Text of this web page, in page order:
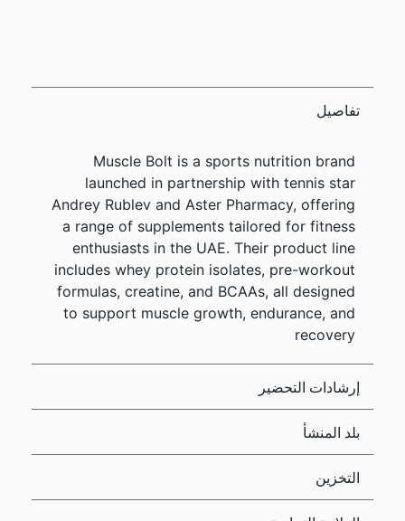
تفاصيل
Muscle Bolt is a sports nutrition brand
launched in partnership with tennis star
Andrey Rublev and Aster Pharmacy, offering
a range of supplements tailored for fitness
enthusiasts in the UAE. Their product line
includes whey protein isolates, pre-workout
formulas, creatine, and BCAAs, all designed
to support muscle growth, endurance, and
recovery
إرشادات التحضير
بلد المنشأ
التخزين